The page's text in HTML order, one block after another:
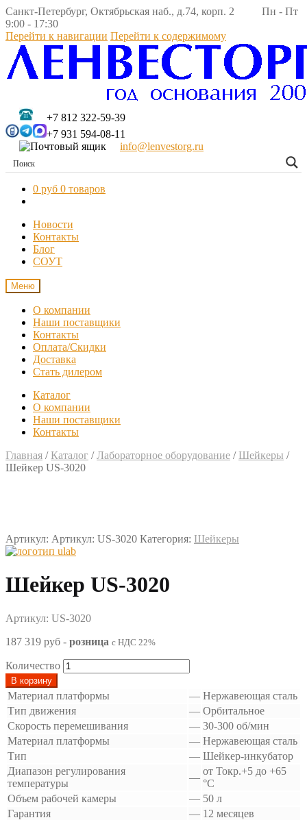
Санкт-Петербург, Октябрьская наб., д.74, корп. 2 Пн - Пт
9:00 - 17:30
Перейти к навигации Перейти к содержимому
+7 812 322-59-39
+7 931 594-08-11
info@lenvestorg.ru
0 руб 0 товаров
Новости
Контакты
Блог
СОУТ
Меню
О компании
Наши поставщики
Контакты
Оплата/Скидки
Доставка
Стать дилером
Каталог
О компании
Наши поставщики
Контакты
Главная / Каталог /Лабораторное оборудование / Шейкеры /
Шейкер US-3020
Артикул: Артикул: US-3020 Категория: Шейкеры
Шейкер US-3020
Артикул: US-3020
187 319 руб - розница с НДС 22%
Количество
В корзину
Материал платформы — Нержавеющая сталь
Тип движения
— Орбитальное
Скорость перемешивания
— 30-300 об/мин
Материал платформы
— Нержавеющая сталь
Тип
— Шейкер-инкубатор
Диапазон регулирования
температуры
—
от Токр.+5 до +65
°С
Объем рабочей камеры
— 50 л
Гарантия
— 12 месяцев